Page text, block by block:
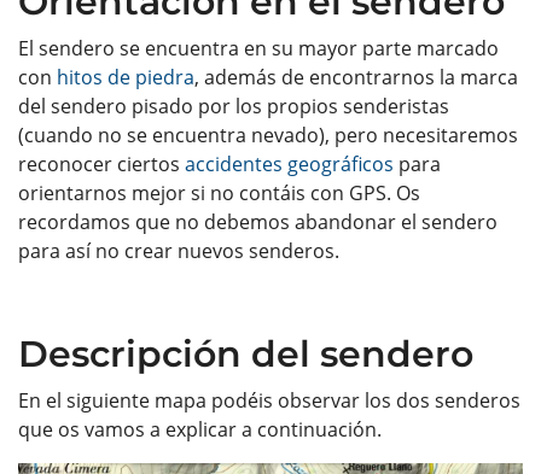
El sendero se encuentra en su mayor parte marcado
con hitos de piedra, además de encontrarnos la marca
del sendero pisado por los propios senderistas
(cuando no se encuentra nevado), pero necesitaremos
reconocer ciertos accidentes geográficos para
orientarnos mejor si no contáis con GPS. Os
recordamos que no debemos abandonar el sendero
para así no crear nuevos senderos.
Descripción del sendero
En el siguiente mapa podéis observar los dos senderos
que os vamos a explicar a continuación.